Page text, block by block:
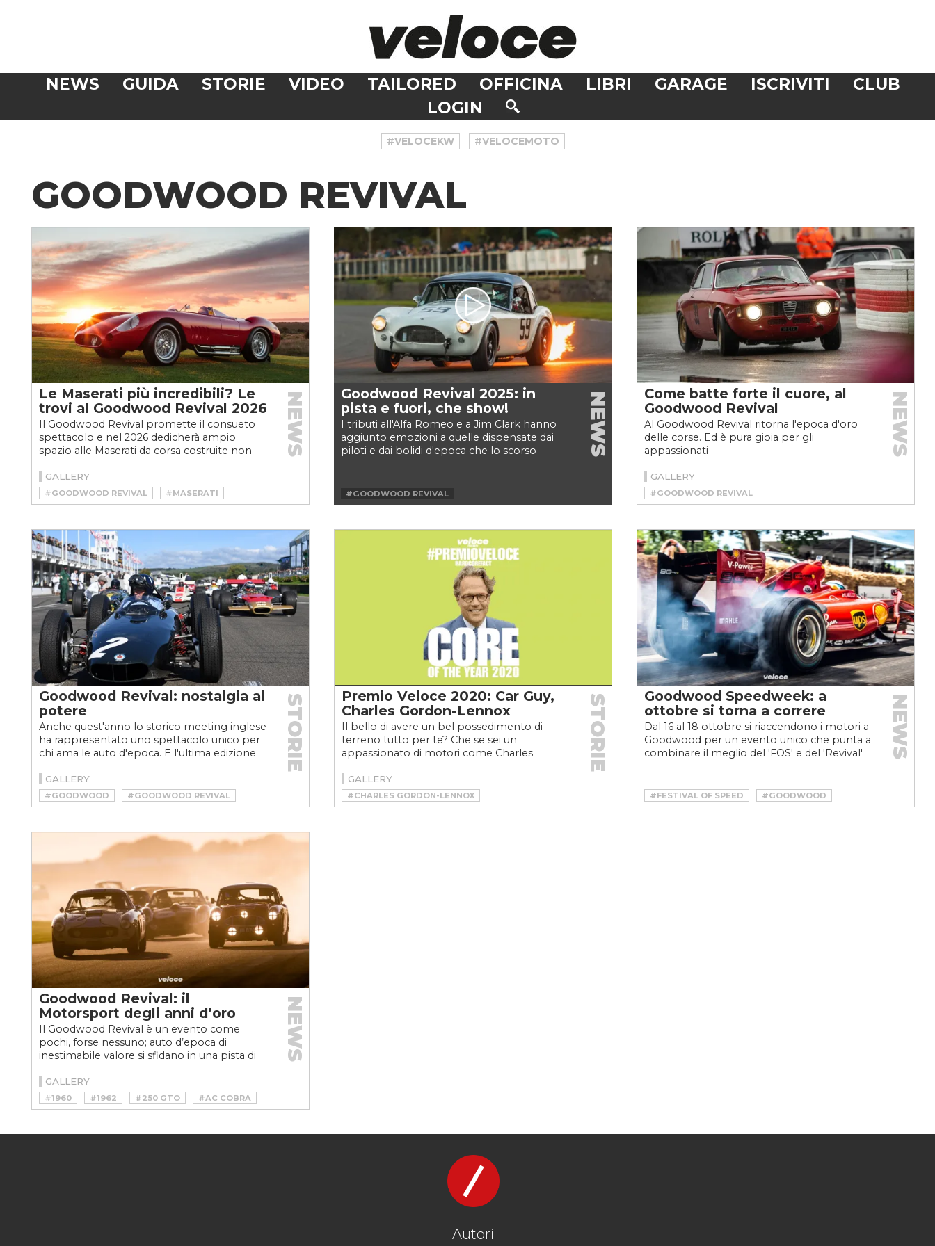
NEWS GUIDA STORIE VIDEO TAILORED OFFICINA LIBRI GARAGE ISCRIVITI
CLUB
LOGIN
#VELOCEKW #VELOCEMOTO
GOODWOOD REVIVAL
Le Maserati più incredibili? Le
trovi al Goodwood Revival 2026
Il Goodwood Revival promette il consueto
spettacolo e nel 2026 dedicherà ampio
spazio alle Maserati da corsa costruite non
NEWS
GALLERY
#GOODWOOD REVIVAL
#MASERATI
#MASERATI CLASSICHE
Goodwood Revival 2025: in
pista e fuori, che show!
I tributi all'Alfa Romeo e a Jim Clark hanno
aggiunto emozioni a quelle dispensate dai
piloti e dai bolidi d'epoca che lo scorso
NEWS
#GOODWOOD REVIVAL
Come batte forte il cuore, al
Goodwood Revival
Al Goodwood Revival ritorna l'epoca d'oro
delle corse. Ed è pura gioia per gli
appassionati
NEWS
GALLERY
#GOODWOOD REVIVAL
#GOODWOOD REVIVAL 2024
Goodwood Revival: nostalgia al
potere
Anche quest'anno lo storico meeting inglese
ha rappresentato uno spettacolo unico per
chi ama le auto d'epoca. E l'ultima edizione
STORIE
GALLERY
#GOODWOOD #GOODWOOD REVIVAL
Premio Veloce 2020: Car Guy,
Charles Gordon-Lennox
Il bello di avere un bel possedimento di
terreno tutto per te? Che se sei un
appassionato di motori come Charles
STORIE
GALLERY
#CHARLES GORDON-LENNOX
#DUCA DI RICHMOND
#FOS
Goodwood Speedweek: a
ottobre si torna a correre
Dal 16 al 18 ottobre si riaccendono i motori a
Goodwood per un evento unico che punta a
combinare il meglio del 'FOS' e del 'Revival'
NEWS
#FESTIVAL OF SPEED
#GOODWOOD
#GOODWOOD FESTIVAL OF SPEED
Goodwood Revival: il
Motorsport degli anni d’oro
Il Goodwood Revival è un evento come
pochi, forse nessuno; auto d’epoca di
inestimabile valore si sfidano in una pista di
NEWS
GALLERY
#1960 #1962 #250 GTO
#AC COBRA
#ALFA ROMEO
#DB4 GT
#FERRARI
Autori